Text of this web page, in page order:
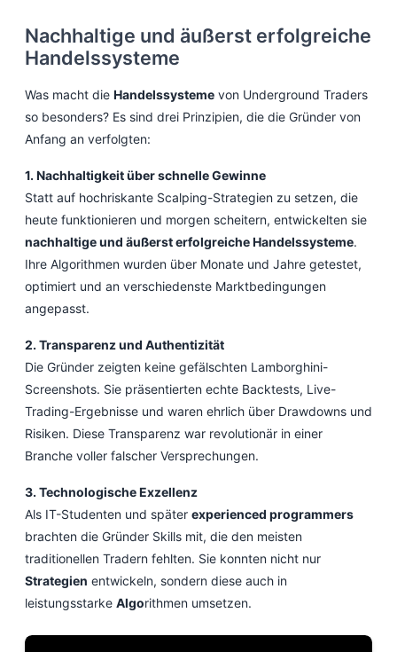
Nachhaltige und äußerst erfolgreiche
Handelssysteme
Was macht die Handelssysteme von Underground Traders
so besonders? Es sind drei Prinzipien, die die Gründer von
Anfang an verfolgten:
1. Nachhaltigkeit über schnelle Gewinne
Statt auf hochriskante Scalping-Strategien zu setzen, die
heute funktionieren und morgen scheitern, entwickelten sie
nachhaltige und äußerst erfolgreiche Handelssysteme.
Ihre Algorithmen wurden über Monate und Jahre getestet,
optimiert und an verschiedenste Marktbedingungen
angepasst.
2. Transparenz und Authentizität
Die Gründer zeigten keine gefälschten Lamborghini-
Screenshots. Sie präsentierten echte Backtests, Live-
Trading-Ergebnisse und waren ehrlich über Drawdowns und
Risiken. Diese Transparenz war revolutionär in einer
Branche voller falscher Versprechungen.
3. Technologische Exzellenz
Als IT-Studenten und später experienced programmers
brachten die Gründer Skills mit, die den meisten
traditionellen Tradern fehlten. Sie konnten nicht nur
Strategien entwickeln, sondern diese auch in
leistungsstarke Algorithmen umsetzen.